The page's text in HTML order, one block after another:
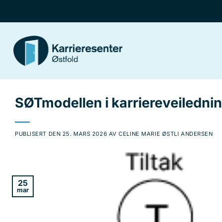
SØTmodellen i
PUBLISERT DEN 25. MARS 2026 AVCELINE MARIE ØSTLI ANDERSEN
25
mar